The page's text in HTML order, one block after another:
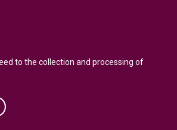
to the collection and processing of